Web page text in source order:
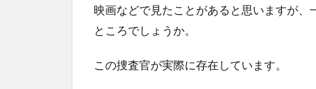
映画などで見たことがあると思いますが、
ところでしょうか。
この捜査官が実際に存在しています。